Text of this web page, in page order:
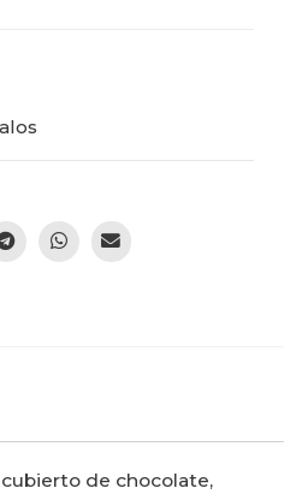
de chocolate,